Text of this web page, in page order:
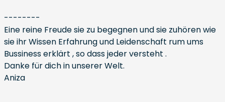
--------
Eine reine Freude sie zu begegnen und sie zuhören wie
sie ihr Wissen Erfahrung und Leidenschaft rum ums
Bussiness erklärt , so dass jeder versteht .
Danke für dich in unserer Welt.
Aniza